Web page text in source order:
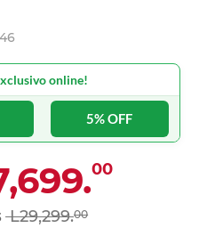
online!
5% OFF
00
L29,299.00